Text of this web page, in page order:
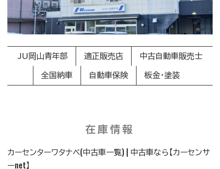
JU岡山青年部 適正販売店 中古自動車販売士
全国納車 自動車保険 板金・塗装
在庫情報
カーセンターワタナベ(中古車一覧) | 中古車なら【カーセンサ
ーnet】